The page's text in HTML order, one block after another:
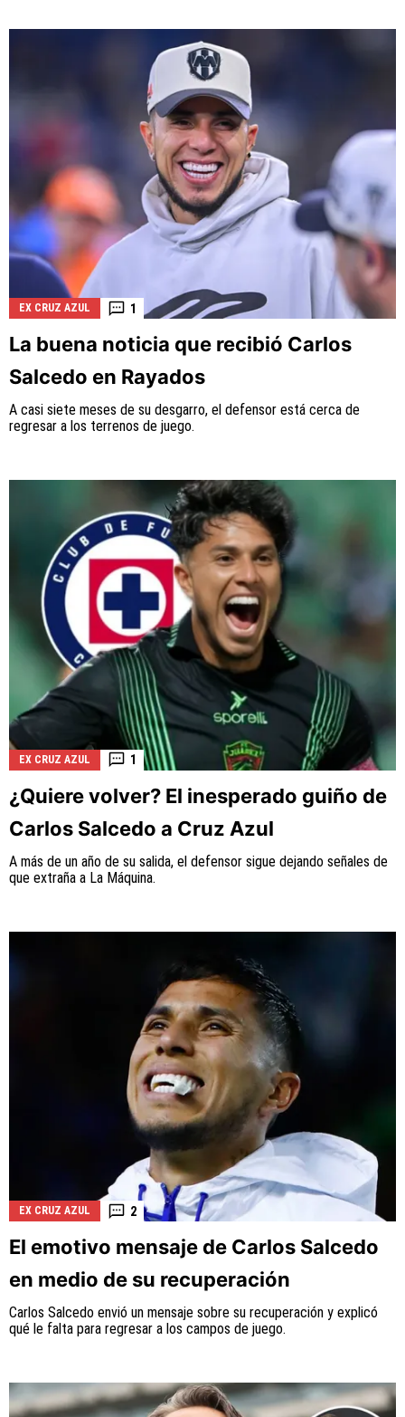
EX CRUZ AZUL 1
La buena noticia que recibió Carlos
Salcedo en Rayados
A casi siete meses de su desgarro, el defensor está cerca de
regresar a los terrenos de juego.
EX CRUZ AZUL 1
¿Quiere volver? El inesperado guiño de
Carlos Salcedo a Cruz Azul
A más de un año de su salida, el defensor sigue dejando señales de
que extraña a La Máquina.
EX CRUZ AZUL 2
El emotivo mensaje de Carlos Salcedo
en medio de su recuperación
Carlos Salcedo envió un mensaje sobre su recuperación y explicó
qué le falta para regresar a los campos de juego.